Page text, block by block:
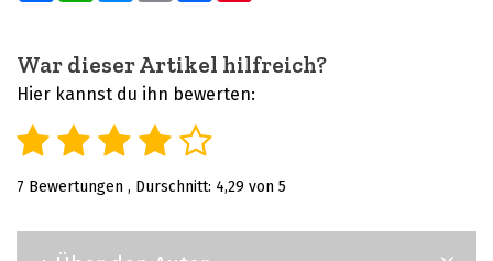
War dieser Artikel hilfreich?
Hier kannst du ihn bewerten:
7 Bewertungen , Durschnitt: 4,29 von 5